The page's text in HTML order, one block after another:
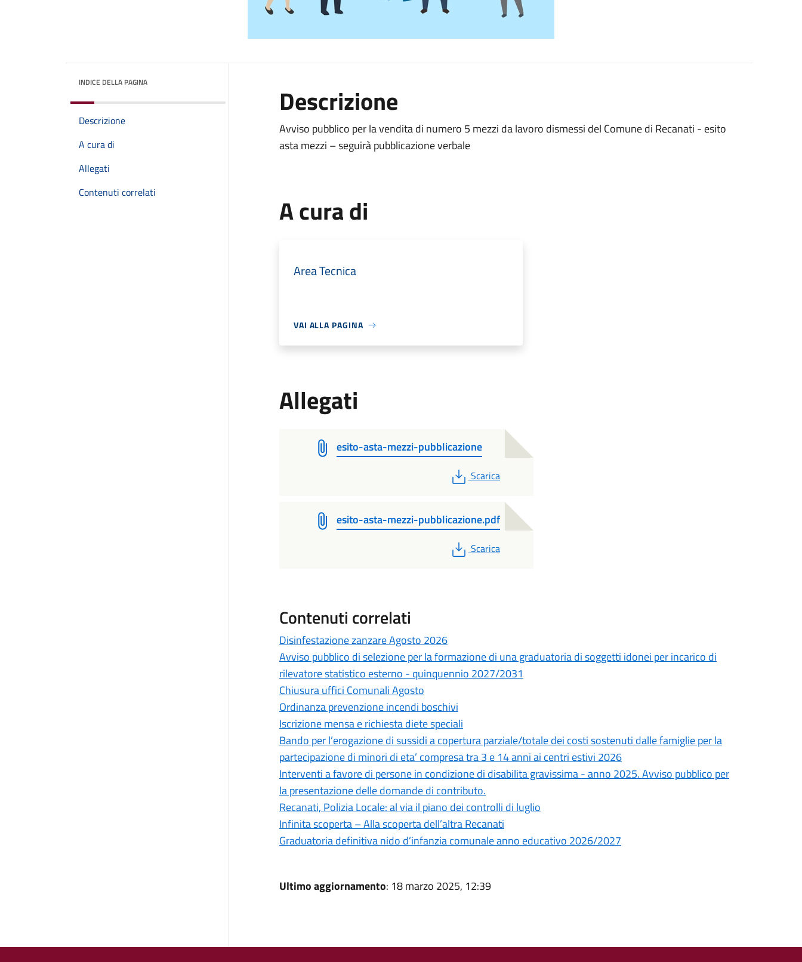
INDICE DELLA PAGINA
Descrizione
A cura di
Allegati
Contenuti correlati
Descrizione
Avviso pubblico per la vendita di numero 5 mezzi da lavoro dismessi del Comune di Recanati - esito
asta mezzi – seguirà pubblicazione verbale
A cura di
Area Tecnica
VAI ALLA PAGINA
Allegati
esito-asta-mezzi-pubblicazione
PDF
Scarica
esito-asta-mezzi-pubblicazione.pdf
PDF
Scarica
Contenuti correlati
Disinfestazione zanzare Agosto 2026
Avviso pubblico di selezione per la formazione di una graduatoria di soggetti idonei per incarico di
rilevatore statistico esterno - quinquennio 2027/2031
Chiusura uffici Comunali Agosto
Ordinanza prevenzione incendi boschivi
Iscrizione mensa e richiesta diete speciali
Bando per l’erogazione di sussidi a copertura parziale/totale dei costi sostenuti dalle famiglie per la
partecipazione di minori di eta’ compresa tra 3 e 14 anni ai centri estivi 2026
Interventi a favore di persone in condizione di disabilita gravissima - anno 2025. Avviso pubblico per
la presentazione delle domande di contributo.
Recanati, Polizia Locale: al via il piano dei controlli di luglio
Infinita scoperta – Alla scoperta dell’altra Recanati
Graduatoria definitiva nido d’infanzia comunale anno educativo 2026/2027
Ultimo aggiornamento: 18 marzo 2025, 12:39